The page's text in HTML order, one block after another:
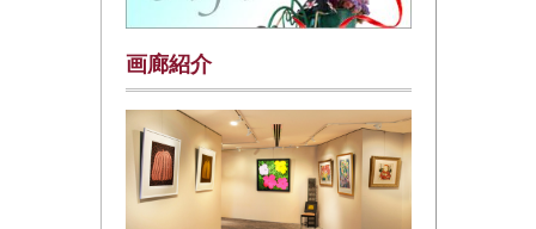
画廊紹介